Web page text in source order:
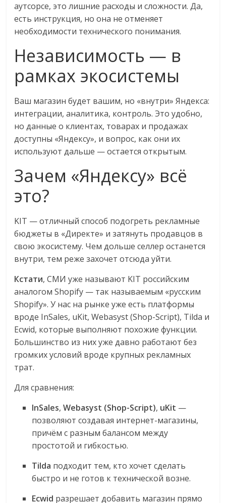
аутсорсе, это лишние расходы и сложности. Да,
есть инструкция, но она не отменяет
необходимости технического понимания.
Независимость — в
рамках экосистемы
Ваш магазин будет вашим, но «внутри» Яндекса:
интеграции, аналитика, контроль. Это удобно,
но данные о клиентах, товарах и продажах
доступны «Яндексу», и вопрос, как они их
используют дальше — остается открытым.
Зачем «Яндексу» всё
это?
KIT — отличный способ подогреть рекламные
бюджеты в «Директе» и затянуть продавцов в
свою экосистему. Чем дольше селлер останется
внутри, тем реже захочет отсюда уйти.
Кстати, СМИ уже называют KIT российским
аналогом Shopify — так называемым «русским
Shopify».У нас на рынке уже есть платформы
вроде InSales, uKit, Webasyst (Shop-Script), Tilda и
Ecwid, которые выполняют похожие функции.
Большинство из них уже давно работают без
громких условий вроде крупных рекламных
трат.
Для сравнения:
InSales,Webasyst (Shop-Script), uKit —
позволяют создавая интернет-магазины,
причём с разным балансом между
простотой и гибкостью.
Tilda подходит тем, кто хочет сделать
быстро и не готов к технической возне.
Ecwid разрешает добавить магазин прямо